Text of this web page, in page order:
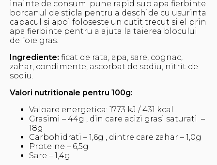
inainte de consum. pune rapid sub apa fierbinte
borcanul de sticla pentru a deschide cu usurinta
capacul si apoi foloseste un cutit trecut si el prin
apa fierbinte pentru a ajuta la taierea blocului
de foie gras.
Ingrediente: ficat de rata, apa, sare, cognac,
zahar, condimente, ascorbat de sodiu, nitrit de
sodiu.
Valori nutritionale pentru 100g:
Valoare energetica: 1773 kJ / 431 kcal
Grasimi – 44g , din care acizi grasi saturati –
18g
Carbohidrati – 1,6g , dintre care zahar – 1,0g
Proteine – 6,5g
Sare – 1,4g